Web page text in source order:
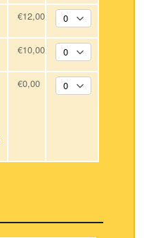
€12,00
€10,00
€0,00